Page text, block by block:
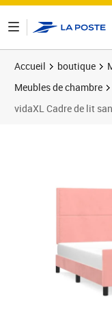
Accueil boutique
Meubles de chambre
vidaXL Cadre de lit